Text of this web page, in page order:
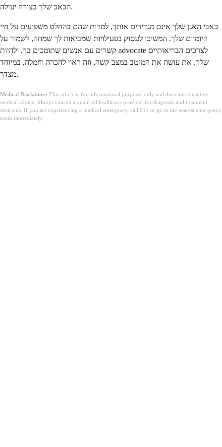
הכאב שלך בצורה יעילה.
כאבי האגן שלך אינם מגדירים אותך, למרות שהם בהחלט משפיעים על חיי
היומיום שלך. המשיכי לעסוק בפעילויות שמביאות לך שמחה, לשמור על
קשרים עם אנשים שתומכים בך, ולהיות advocate לצרכים הבריאותיים
שלך. את עושה את המיטב במצב קשה, וזה ראוי להכרה וחמלה, במיוחד
מצדך.
Medical Disclaimer: This article is for informational purposes only and does not constitute
medical advice. Always consult a qualified healthcare provider for diagnosis and treatment
decisions. If you are experiencing a medical emergency, call 911 or go to the nearest emergency
room immediately.